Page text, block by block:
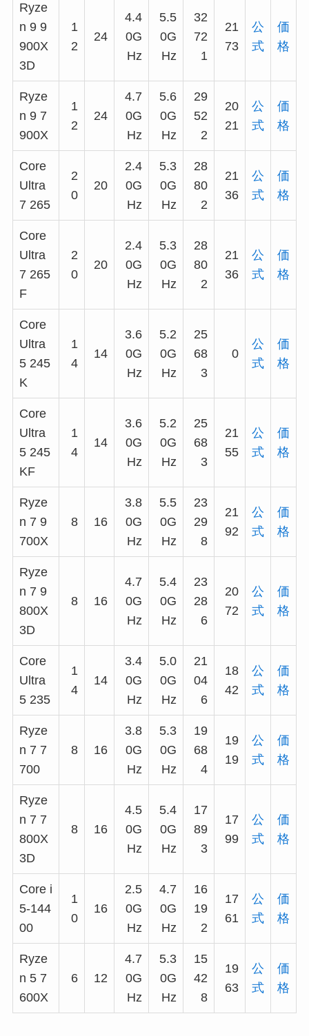
Ryze
n 9 9
900X
3D
1
2
24
4.4
0G
Hz
5.5
0G
Hz
32
72
1
21
73
公
式
価
格
Ryze
n 9 7
900X
1
2
24
4.7
0G
Hz
5.6
0G
Hz
29
52
2
20
21
公
式
価
格
Core
Ultra
7 265
2
0
20
2.4
0G
Hz
5.3
0G
Hz
28
80
2
21
36
公
式
価
格
Core
Ultra
7 265
F
2
0
20
2.4
0G
Hz
5.3
0G
Hz
28
80
2
21
36
公
式
価
格
Core
Ultra
5 245
K
1
4
14
3.6
0G
Hz
5.2
0G
Hz
25
68
3
0
公
式
価
格
Core
Ultra
5 245
KF
1
4
14
3.6
0G
Hz
5.2
0G
Hz
25
68
3
21
55
公
式
価
格
Ryze
n 7 9
700X
8 16
3.8
0G
Hz
5.5
0G
Hz
23
29
8
21
92
公
式
価
格
Ryze
n 7 9
800X
3D
8 16
4.7
0G
Hz
5.4
0G
Hz
23
28
6
20
72
公
式
価
格
Core
Ultra
5 235
1
4
14
3.4
0G
Hz
5.0
0G
Hz
21
04
6
18
42
公
式
価
格
Ryze
n 7 7
700
8 16
3.8
0G
Hz
5.3
0G
Hz
19
68
4
19
19
公
式
価
格
Ryze
n 7 7
800X
3D
8 16
4.5
0G
Hz
5.4
0G
Hz
17
89
3
17
99
公
式
価
格
Core i
5-144
00
1
0
16
2.5
0G
Hz
4.7
0G
Hz
16
19
2
17
61
公
式
価
格
Ryze
n 5 7
600X
6 12
4.7
0G
Hz
5.3
0G
Hz
15
42
8
19
63
公
式
価
格